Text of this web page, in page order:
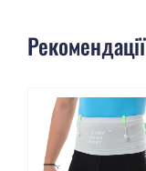
Рекомендації